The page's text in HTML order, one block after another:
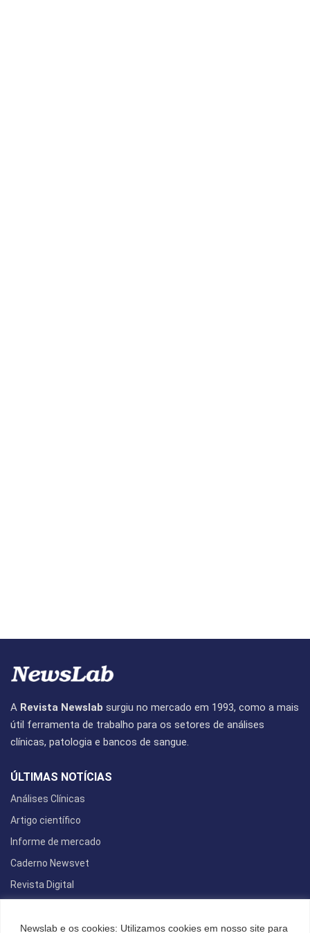
Newslab e os cookies: Utilizamos cookies em nosso site para
A Revista Newslab surgiu no mercado em 1993, como a mais
útil ferramenta de trabalho para os setores de análises
clínicas, patologia e bancos de sangue.
ÚLTIMAS NOTÍCIAS
Análises Clínicas
Artigo científico
Informe de mercado
Caderno Newsvet
Revista Digital